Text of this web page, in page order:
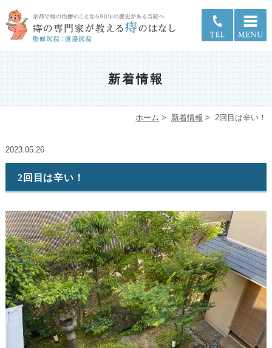
新着情報
ホーム > 新着情報 > 2回目は辛い！
2023.05.26
2回目は辛い！